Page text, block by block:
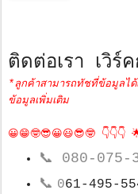
ติดต่อเรา เวิร์
*ลูกค้าสามารถทัชที่ข้อมูลได้
ข้อมูลเพิ่มเติม
😀😁🤓😎😀😃😎🤓 👇👇👇
📞 080-075-
📞 061-495-